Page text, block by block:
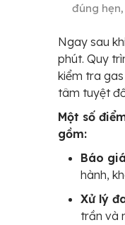
đúng
Ngay sau
phút. Quy
kiểm tra
tâm tuyệt
Một số
gồm:
Báo
hành,
Xử lý
trần và